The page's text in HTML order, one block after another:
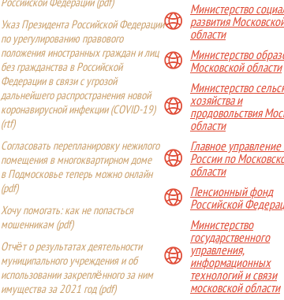
Российской Федерации (pdf)
Указ Президента Российской Федерации
по урегулированию правового
положения иностранных граждан и лиц
без гражданства в Российской
Федерации в связи с угрозой
дальнейшего распространения новой
коронавирусной инфекции (COVID-19)
(rtf)
Согласовать перепланировку нежилого
помещения в многоквартирном доме
в Подмосковье теперь можно онлайн
(pdf)
Хочу помогать: как не попасться
мошенникам (pdf)
Отчёт о результатах деятельности
муниципального учреждения и об
использовании закреплённого за ним
имущества за 2021 год (pdf)
Министерство
развития
области
Министерство
Московской области
Министерство
хозяйства и
продовольствия
области
Главное
России по
области
Пенсионный фонд
Российской
Министерство
государственного
управления,
информационных
технологий и связи
московской области